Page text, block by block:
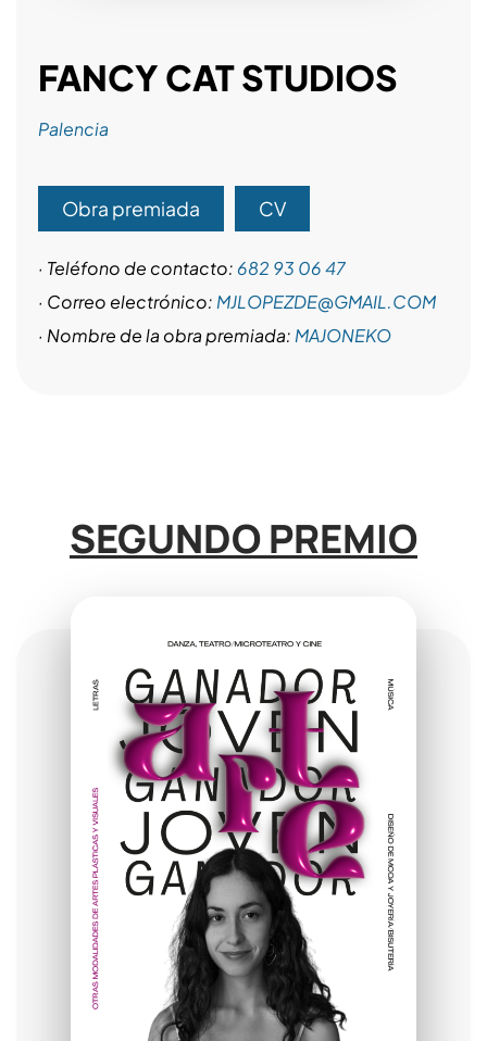
FANCY CAT STUDIOS
Palencia
Obra premiada CV
· Teléfono de contacto: 682 93 06 47
· Correo electrónico: MJLOPEZDE@GMAIL.COM
· Nombre de la obra premiada: MAJONEKO
SEGUNDO PREMIO
¿Tienes DOTES DE
ARTISTA?
¿Te apuntas?
©2024 Arte Joven CyL, Todos los derechos reservados.
Cookies
Privacidad Términos de uso